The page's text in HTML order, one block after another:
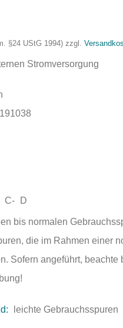
§24 UStG 1994) zzgl.
Stromversorgung
C- D
bis normalen
die im Rahmen einer
Sofern angeführt, beachte
leichte Gebrauchsspuren